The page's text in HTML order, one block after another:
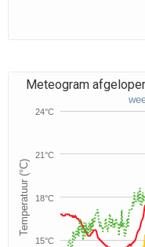
Temperatuur (°C)
Meteogram
15°C
18°C
21°C
24°C